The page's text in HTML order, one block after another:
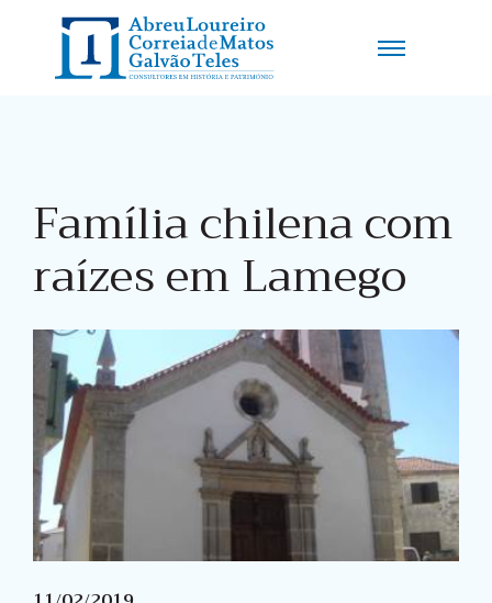
Família chilena com
raízes em Lamego